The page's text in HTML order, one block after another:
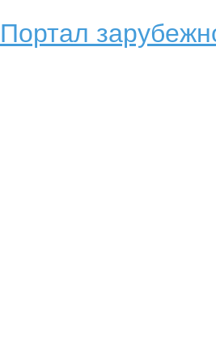
Портал